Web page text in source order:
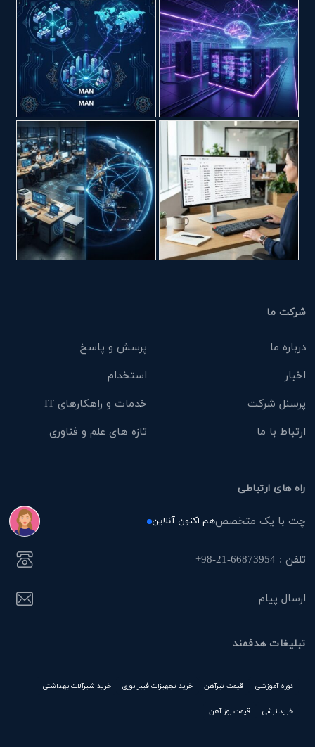
شرکت ما
درباره ما
پرسش و پاسخ
اخبار
استخدام
پرسنل شرکت
خدمات و راهکارهای IT
ارتباط با ما
تازه های علم و فناوری
راه های ارتباطی
چت با یک متخصصهم اکنون آنلاین
تلفن : 66873954-21-98+
ارسال پیام
تبلیغات هدفمند
دوره آموزشی قیمت تیرآهن خرید تجهیزات فیبر نوری خرید شیرآلات بهداشتی
خرید نبشی قیمت روز آهن